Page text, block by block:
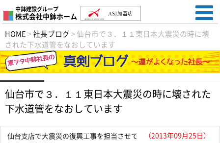
中鉢建設グループ
株式会社中鉢ホーム
HOME > 社長ブログ > 仙台市で３．１１東日本大震災の時に壊
された下水道管をなおしています
仙台市で３．１１東日本大震災の時に壊された
下水道管をなおしています
（2013年09月25日）
仙台支店で大震災の復興工事を担当させて